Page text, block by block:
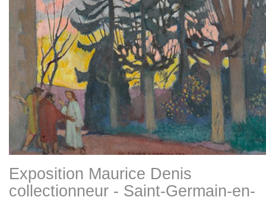
Exposition Maurice Denis
collectionneur - Saint-Germain-en-